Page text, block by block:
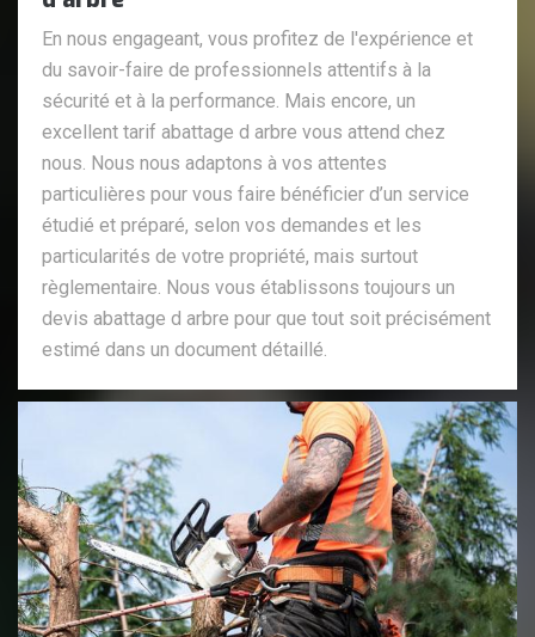
En nous engageant, vous profitez de l'expérience et
du savoir-faire de professionnels attentifs à la
sécurité et à la performance. Mais encore, un
excellent tarif abattage d arbre vous attend chez
nous. Nous nous adaptons à vos attentes
particulières pour vous faire bénéficier d’un service
étudié et préparé, selon vos demandes et les
particularités de votre propriété, mais surtout
règlementaire. Nous vous établissons toujours un
devis abattage d arbre pour que tout soit précisément
estimé dans un document détaillé.